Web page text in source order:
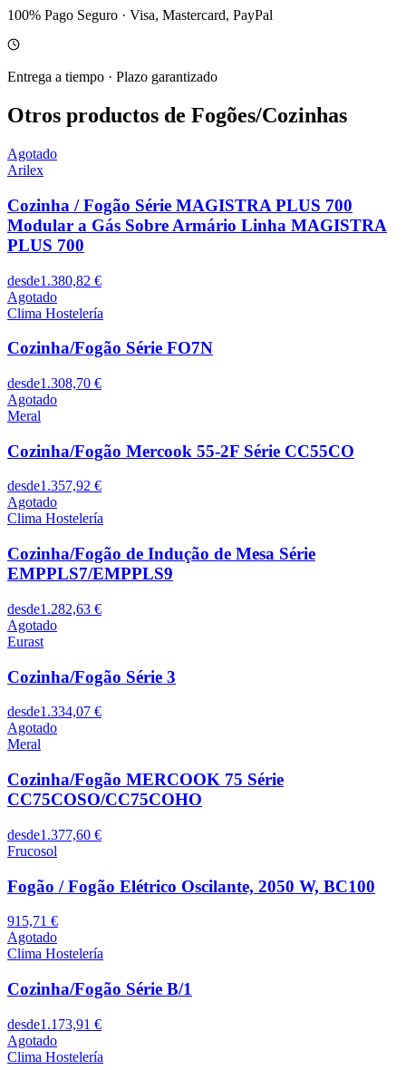
100% Pago Seguro · Visa, Mastercard, PayPal
Entrega a tiempo · Plazo garantizado
Otros productos de Fogões/Cozinhas
Agotado
Arilex
Cozinha / Fogão Série MAGISTRA PLUS 700
Modular a Gás Sobre Armário Linha MAGISTRA
PLUS 700
desde1.380,82 €
Agotado
Clima Hostelería
Cozinha/Fogão Série FO7N
desde1.308,70 €
Agotado
Meral
Cozinha/Fogão Mercook 55-2F Série CC55CO
desde1.357,92 €
Agotado
Clima Hostelería
Cozinha/Fogão de Indução de Mesa Série
EMPPLS7/EMPPLS9
desde1.282,63 €
Agotado
Eurast
Cozinha/Fogão Série 3
desde1.334,07 €
Agotado
Meral
Cozinha/Fogão MERCOOK 75 Série
CC75COSO/CC75COHO
desde1.377,60 €
Frucosol
Fogão / Fogão Elétrico Oscilante, 2050 W, BC100
915,71 €
Agotado
Clima Hostelería
Cozinha/Fogão Série B/1
desde1.173,91 €
Agotado
Clima Hostelería